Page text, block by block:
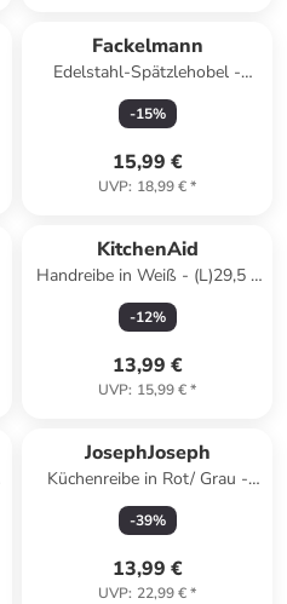
Fackelmann
Edelstahl-Spätzlehobel -
(L)31,5 x (B)11 cm
-15%
15,99 €
UVP: 18,99 €*
KitchenAid
Handreibe in Weiß - (L)29,5 x
(B)5 cm
-12%
13,99 €
UVP: 15,99 €*
JosephJoseph
Küchenreibe in Rot/ Grau -
(B)10 x (H)12 x (T)10 cm
-39%
13,99 €
UVP: 22,99 €*